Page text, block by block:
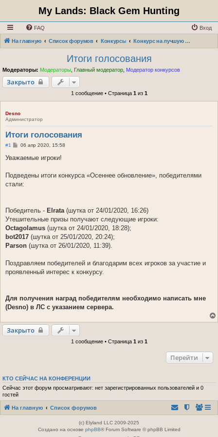
My Lands: Black Gem Hunting
FAQ Вход
На главную Список форумов Конкурсы Конкурс на лучшую шутку "Осеннее обновление"
Итоги голосования
Модераторы: Модераторы Главный модератор Модератор конкурсов
Закрыто
1 сообщение • Страница 1из 1
Desno
Администратор
Итоги голосования
#1
С
о
е
и
06 апр 2020, 15:58
Уважаемые игроки!
Подведены итоги конкурса «Осеннее обновление», победителями
стали:
Победитель - Elrata (шутка от 24/01/2020, 16:26)
Утешительные призы получают следующие игроки:
Octagolamus (шутка от 24/01/2020, 18:28);
bot2017 (шутка от 25/01/2020, 20:24);
Parson (шутка от 26/01/2020, 11:39).
Поздравляем победителей и благодарим всех игроков за участие и
проявленный интерес к конкурсу.
Для получения наград победителям необходимо написать мне
(Desno) в ЛС с указанием сервера.
Закрыто
1 сообщение • Страница 1из 1
Перейти
КТО СЕЙЧАС НА КОНФЕРЕНЦИИ
Сейчас этот форум просматривают: нет зарегистрированных пользователей и 0
гостей
На главную Список форумов
(c) Elyland LLC 2009-2025
Создано на основе phpBB® Forum Software © phpBB Limited